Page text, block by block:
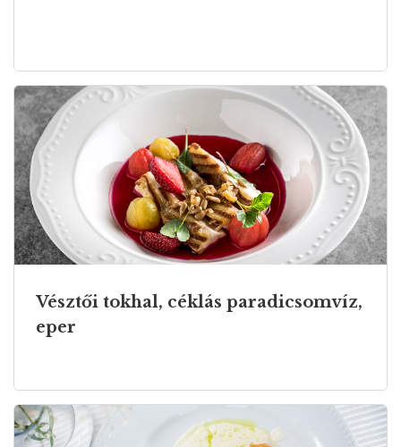
Vésztői tokhal, céklás paradicsomvíz,
eper